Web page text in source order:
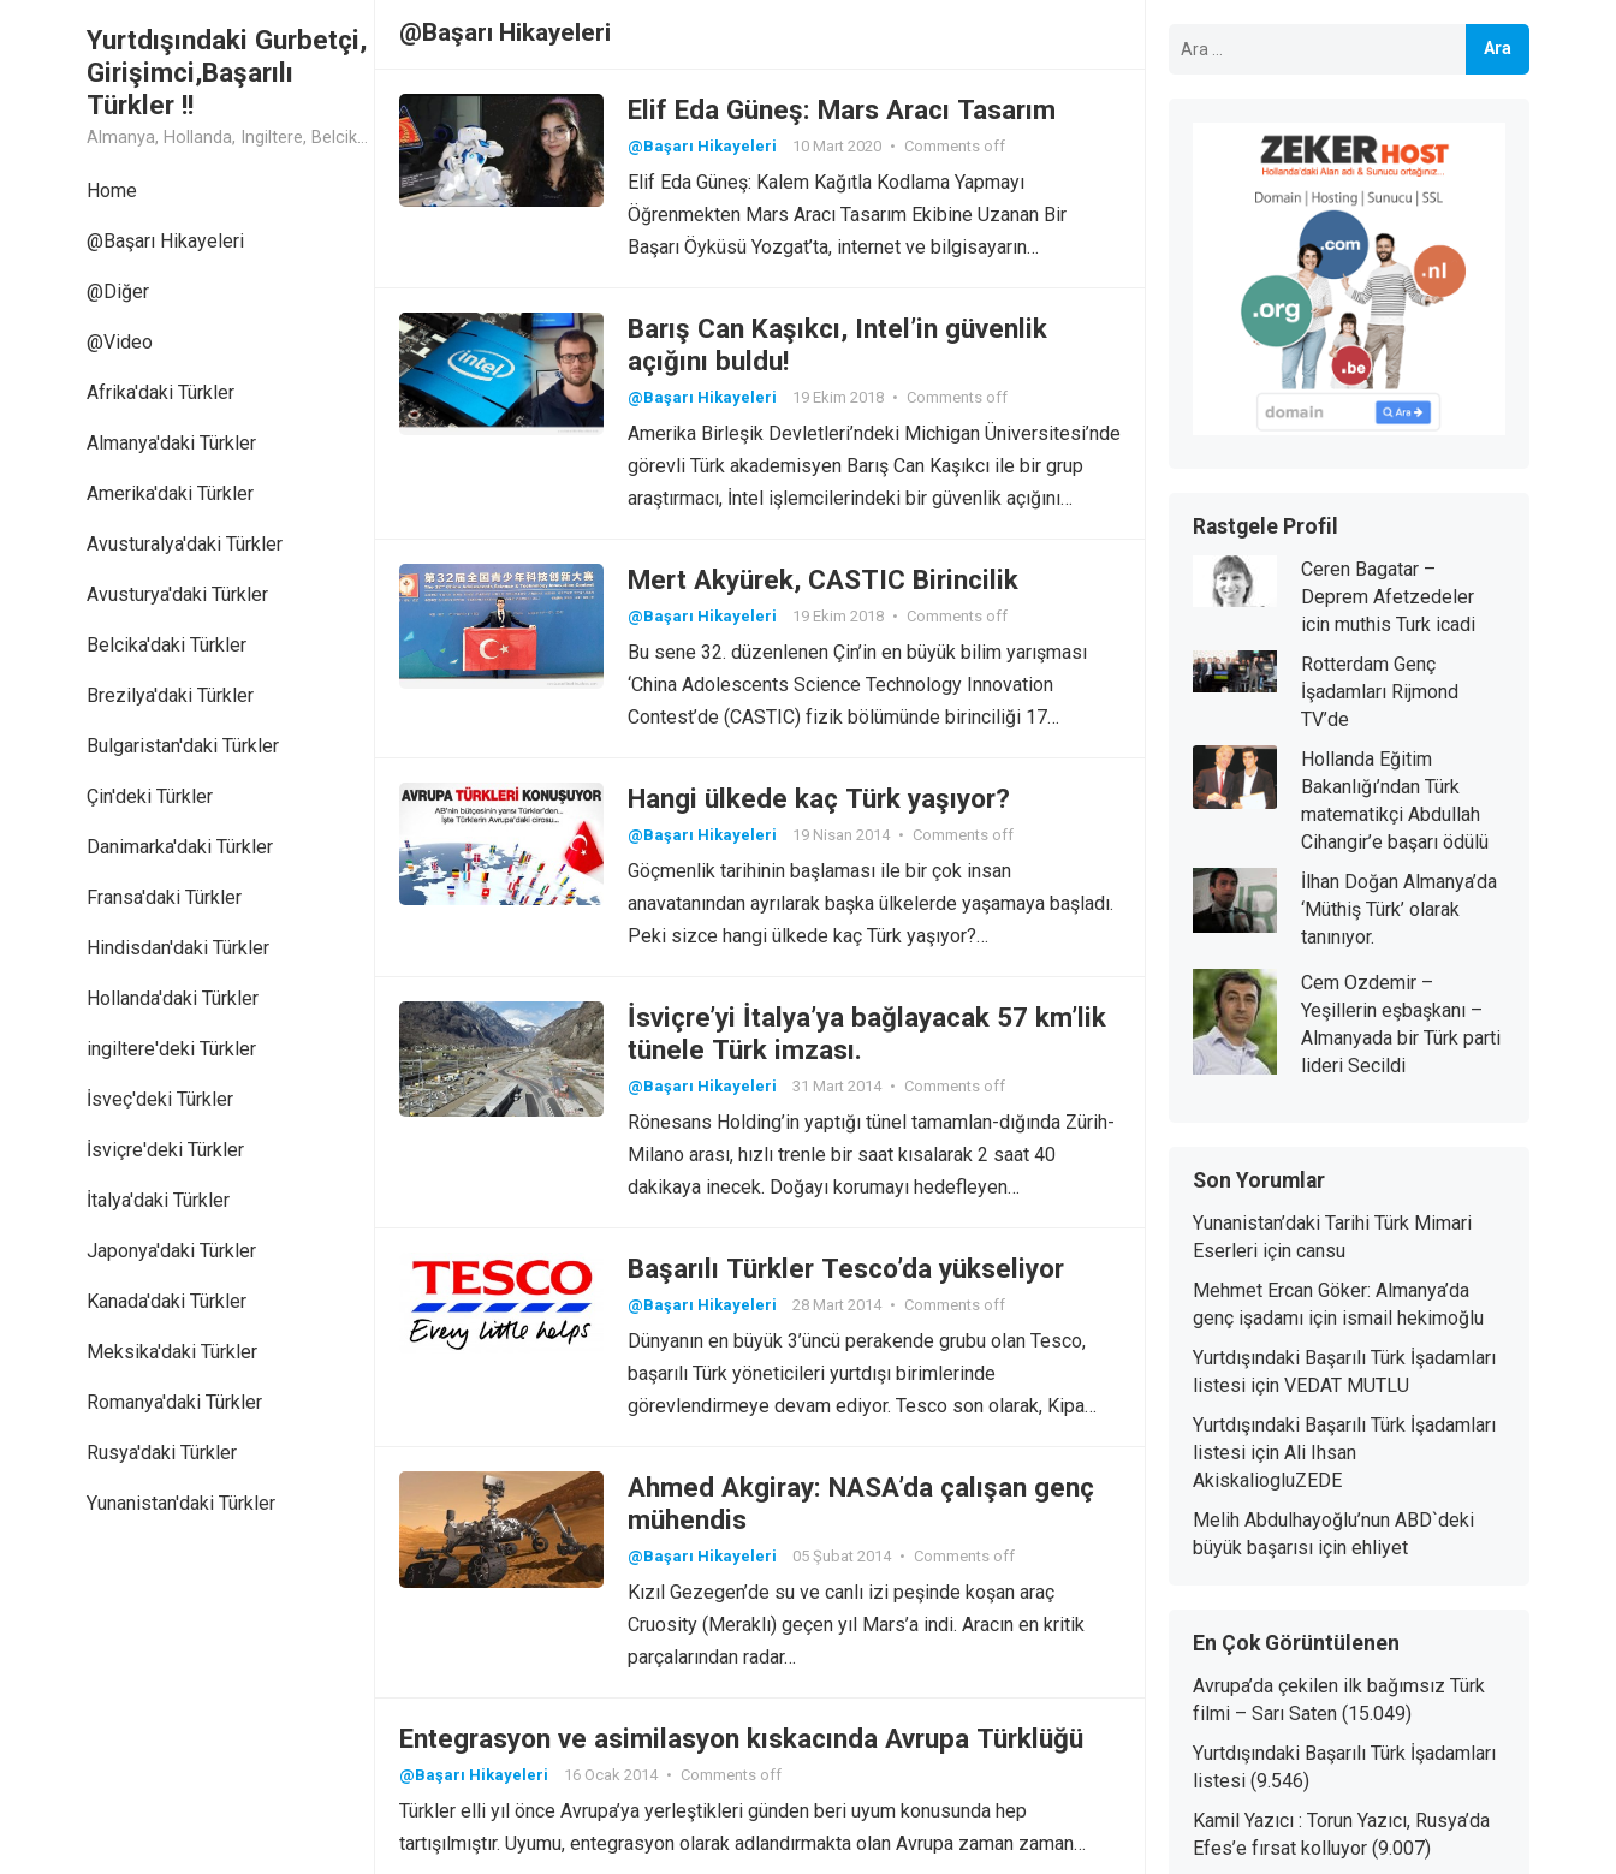
Yurtdışındaki Gurbetçi,
Girişimci,Başarılı
Türkler !!
Almanya, Hollanda, Ingiltere, Belcika, Fransa, Amerika, Cin, Rusya, Isvec, Isvicre, Yunanistan, Kanada, Avusturya Başarılı Muthis Türk lerin Hikaye ve Öykuleri, Turk Isadamlari, Turk Girisimciler, Avrupali Turkler
Home
@Başarı Hikayeleri
@Diğer
@Video
Afrika'daki Türkler
Almanya'daki Türkler
Amerika'daki Türkler
Avusturalya'daki Türkler
Avusturya'daki Türkler
Belcika'daki Türkler
Brezilya'daki Türkler
Bulgaristan'daki Türkler
Çin'deki Türkler
Danimarka'daki Türkler
Fransa'daki Türkler
Hindisdan'daki Türkler
Hollanda'daki Türkler
ingiltere'deki Türkler
İsveç'deki Türkler
İsviçre'deki Türkler
İtalya'daki Türkler
Japonya'daki Türkler
Kanada'daki Türkler
Meksika'daki Türkler
Romanya'daki Türkler
Rusya'daki Türkler
Yunanistan'daki Türkler
@Başarı Hikayeleri
Elif Eda Güneş: Mars Aracı Tasarım
@Başarı Hikayeleri 10 Mart 2020 • Comments off
Elif Eda Güneş: Kalem Kağıtla Kodlama Yapmayı
Öğrenmekten Mars Aracı Tasarım Ekibine Uzanan Bir
Başarı Öyküsü Yozgat’ta, internet ve bilgisayarın…
Barış Can Kaşıkcı, Intel’in güvenlik
açığını buldu!
@Başarı Hikayeleri 19 Ekim 2018 • Comments off
Amerika Birleşik Devletleri’ndeki Michigan Üniversitesi’nde
görevli Türk akademisyen Barış Can Kaşıkcı ile bir grup
araştırmacı, İntel işlemcilerindeki bir güvenlik açığını…
Mert Akyürek, CASTIC Birincilik
@Başarı Hikayeleri 19 Ekim 2018 • Comments off
Bu sene 32. düzenlenen Çin’in en büyük bilim yarışması
‘China Adolescents Science Technology Innovation
Contest’de (CASTIC) fizik bölümünde birinciliği 17…
Hangi ülkede kaç Türk yaşıyor?
@Başarı Hikayeleri 19 Nisan 2014 • Comments off
Göçmenlik tarihinin başlaması ile bir çok insan
anavatanından ayrılarak başka ülkelerde yaşamaya başladı.
Peki sizce hangi ülkede kaç Türk yaşıyor?…
İsviçre’yi İtalya’ya bağlayacak 57 km’lik
tünele Türk imzası.
@Başarı Hikayeleri 31 Mart 2014 • Comments off
Rönesans Holding’in yaptığı tünel tamamlan-dığında Zürih-
Milano arası, hızlı trenle bir saat kısalarak 2 saat 40
dakikaya inecek. Doğayı korumayı hedefleyen…
Başarılı Türkler Tesco’da yükseliyor
@Başarı Hikayeleri 28 Mart 2014 • Comments off
Dünyanın en büyük 3’üncü perakende grubu olan Tesco,
başarılı Türk yöneticileri yurtdışı birimlerinde
görevlendirmeye devam ediyor. Tesco son olarak, Kipa…
Ahmed Akgiray: NASA’da çalışan genç
mühendis
@Başarı Hikayeleri 05 Şubat 2014 • Comments off
Kızıl Gezegen’de su ve canlı izi peşinde koşan araç
Cruosity (Meraklı) geçen yıl Mars’a indi. Aracın en kritik
parçalarından radar…
Entegrasyon ve asimilasyon kıskacında Avrupa Türklüğü
@Başarı Hikayeleri 16 Ocak 2014 • Comments off
Türkler elli yıl önce Avrupa’ya yerleştikleri günden beri uyum konusunda hep
tartışılmıştır. Uyumu, entegrasyon olarak adlandırmakta olan Avrupa zaman zaman…
Rastgele Profil
Ceren Bagatar –
Deprem Afetzedeler
icin muthis Turk icadi
Rotterdam Genç
İşadamları Rijmond
TV’de
Hollanda Eğitim
Bakanlığı’ndan Türk
matematikçi Abdullah
Cihangir’e başarı ödülü
İlhan Doğan Almanya’da
‘Müthiş Türk’ olarak
tanınıyor.
Cem Ozdemir –
Yeşillerin eşbaşkanı –
Almanyada bir Türk parti
lideri Secildi
Son Yorumlar
Yunanistan’daki Tarihi Türk Mimari
Eserleri için cansu
Mehmet Ercan Göker: Almanya’da
genç işadamı için ismail hekimoğlu
Yurtdışındaki Başarılı Türk İşadamları
listesi için VEDAT MUTLU
Yurtdışındaki Başarılı Türk İşadamları
listesi için Ali Ihsan
AkiskaliogluZEDE
Melih Abdulhayoğlu’nun ABD`deki
büyük başarısı için ehliyet
En Çok Görüntülenen
Avrupa’da çekilen ilk bağımsız Türk
filmi – Sarı Saten (15.049)
Yurtdışındaki Başarılı Türk İşadamları
listesi (9.546)
Kamil Yazıcı : Torun Yazıcı, Rusya’da
Efes’e fırsat kolluyor (9.007)